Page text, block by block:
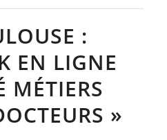
:
EN LIGNE
MÉTIERS
»